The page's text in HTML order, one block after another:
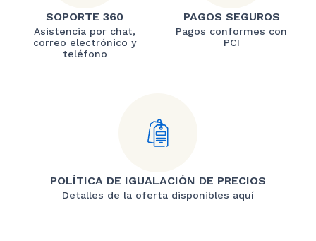
SOPORTE 360
Asistencia por chat,
correo electrónico y
teléfono
PAGOS SEGUROS
Pagos conformes con
PCI
POLÍTICA DE IGUALACIÓN DE PRECIOS
Detalles de la oferta disponibles aquí